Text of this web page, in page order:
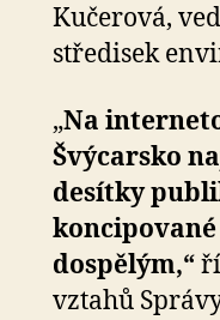
Kučerová,
středisek
„Na
Švýcarsko
desítky
dospělým,“
vztahů